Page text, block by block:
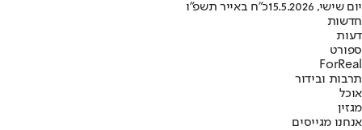
יום שישי, 15.5.2026
כ"ח באייר תשפ"ו
חדשות
דעות
ספורט
ForReal
תרבות ובידור
אוכל
מגזין
אנחנו מגייסים